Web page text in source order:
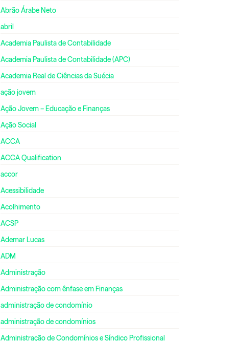
Abrão Árabe Neto
abril
Academia Paulista de Contabilidade
Academia Paulista de Contabilidade (APC)
Academia Real de Ciências da Suécia
ação jovem
Ação Jovem – Educação e Finanças
Ação Social
ACCA
ACCA Qualification
accor
Acessibilidade
Acolhimento
ACSP
Ademar Lucas
ADM
Administração
Administração com ênfase em Finanças
administração de condomínio
administração de condomínios
Administração de Condomínios e Síndico Profissional